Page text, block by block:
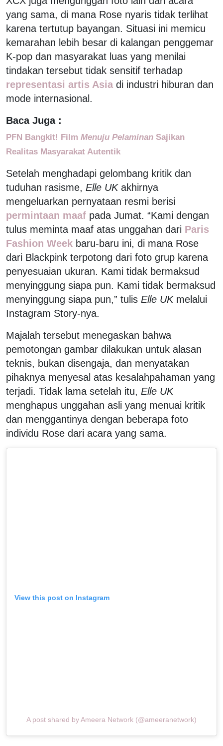
yang sama, di mana Rose nyaris tidak terlihat
karena tertutup bayangan. Situasi ini memicu
kemarahan lebih besar di kalangan penggemar
K-pop dan masyarakat luas yang menilai
tindakan tersebut tidak sensitif terhadap
representasi artis Asia di industri hiburan dan
mode internasional.
Baca Juga :
PFN Bangkit! Film Menuju Pelaminan Sajikan
Realitas Masyarakat Autentik
Setelah menghadapi gelombang kritik dan
tuduhan rasisme, Elle UKakhirnya
mengeluarkan pernyataan resmi berisi
permintaan maaf pada Jumat. “Kami dengan
tulus meminta maaf atas unggahan dari Paris
Fashion Week baru-baru ini, di mana Rose
dari Blackpink terpotong dari foto grup karena
penyesuaian ukuran. Kami tidak bermaksud
menyinggung siapa pun. Kami tidak bermaksud
menyinggung siapa pun,” tulis Elle UKmelalui
Instagram Story-nya.
Majalah tersebut menegaskan bahwa
pemotongan gambar dilakukan untuk alasan
teknis, bukan disengaja, dan menyatakan
pihaknya menyesal atas kesalahpahaman yang
terjadi. Tidak lama setelah itu, Elle UK
menghapus unggahan asli yang menuai kritik
dan menggantinya dengan beberapa foto
individu Rose dari acara yang sama.
View this post on Instagram
A post shared by Ameera Network (@ameeranetwork)